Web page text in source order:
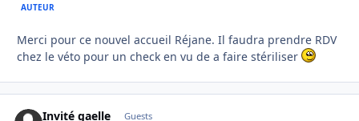
AUTEUR
Merci pour ce nouvel accueil Réjane. Il faudra prendre RDV
chez le véto pour un check en vu de a faire stériliser
Invité gaelle Guests